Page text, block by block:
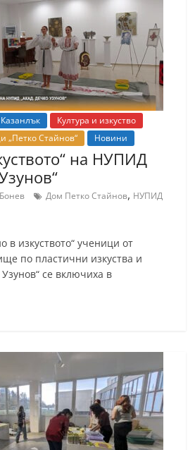
Казанлък
Култура и изкуство
„Петко Стайнов“
Новини
на НУПИД
Дом Петко Стайнов, НУПИД
в изкуството“ ученици от
по пластични изкуства и
се включиха в